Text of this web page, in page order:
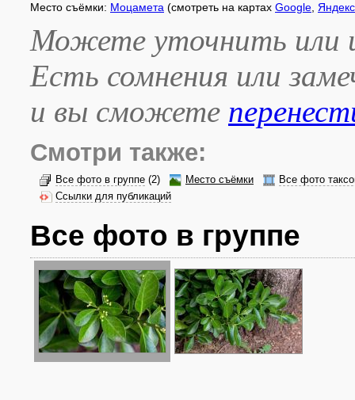
Место съёмки: Моцамета (смотреть на картах Google
Можете уточнить или
Есть сомнения или
и вы сможете
Смотри также:
Все фото в группе (2) Место съёмки
Все фото
Ссылки для публикаций
Все фото в группе